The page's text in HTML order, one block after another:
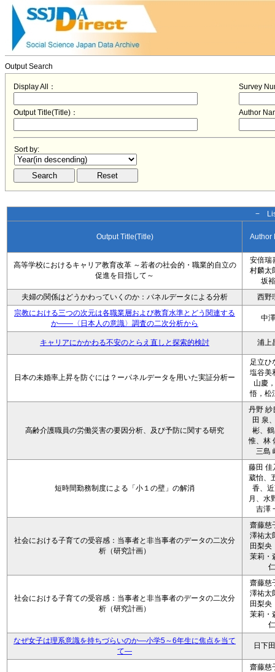
Output Search
Display All： Survey
Output Title(Title)： Author
Sort by:
−
Output Title(Title) Author
高等学校におけるキャリア教育改革 ～若者の社会的・職業的自立の
促進を目指して～
安倍瑞
村麟太
坂
夫婦の関係はどうかわっていくのか：パネルデータによる分析
西野
宗教における三つの次元は各職業層および教育水準とどう関連する
か――〈日本人の意識〉調査の二次分析から
中
キャリアにかかわる不安のとらえ直しと探索的検討 浦上
日本の未婚率上昇を防ぐには？ーパネルデータを用いた実証分析ー
足立ひ
塩谷美
山慶
悟，松
高齢介護職員の労働災害の要因分析、及び予防に関する研究
丹野 紗
田 泉
彬、
惟、林
三島
短時間勤務制度による「小１の壁」の解消
藤田 佳
葳怡、
香、
月、水
吉澤
社会における子育ての受容感：当事者と非当事者のデータの二次分
析（研究計画）
齋藤慈
澤祐太
田梨央
茉莉・
仁
社会における子育ての受容感：当事者と非当事者のデータの二次分
析（研究計画）
齋藤慈
澤祐太
田梨央
茉莉・
仁
なぜ女子は理系意識を持ちづらいのか―小学5～6年生に焦点を当て
て―
日下
齋藤慈